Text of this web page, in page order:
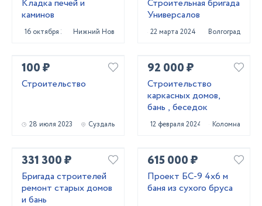
Кладка печей и
каминов
16 октября 2023Нижний Новгород
Строительная бригада
Универсалов
22 марта 2024 Волгоград
100 ₽
Строительство
28 июля 2023 Суздаль
92 000 ₽
Строительство
каркасных домов,
бань , беседок
12 февраля 2024 Коломна
331 300 ₽
Бригада строителей
ремонт старых домов
и бань
615 000 ₽
Проект БС-9 4х6 м
баня из сухого бруса